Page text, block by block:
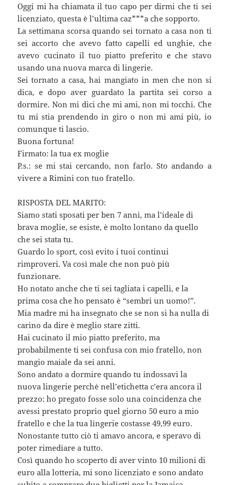
Oggi mi ha chiamata il tuo capo per dirmi che ti sei
licenziato, questa è l’ultima caz***a che sopporto.
La settimana scorsa quando sei tornato a casa non ti
sei accorto che avevo fatto capelli ed unghie, che
avevo cucinato il tuo piatto preferito e che stavo
usando una nuova marca di lingerie.
Sei tornato a casa, hai mangiato in men che non si
dica, e dopo aver guardato la partita sei corso a
dormire. Non mi dici che mi ami, non mi tocchi. Che
tu mi stia prendendo in giro o non mi ami più, io
comunque ti lascio.
Buona fortuna!
Firmato: la tua ex moglie
P.s.: se mi stai cercando, non farlo. Sto andando a
vivere a Rimini con tuo fratello.
RISPOSTA DEL MARITO:
Siamo stati sposati per ben 7 anni, ma l’ideale di
brava moglie, se esiste, è molto lontano da quello
che sei stata tu.
Guardo lo sport, così evito i tuoi continui
rimproveri. Va così male che non può più
funzionare.
Ho notato anche che ti sei tagliata i capelli, e la
prima cosa che ho pensato è “sembri un uomo!”.
Mia madre mi ha insegnato che se non si ha nulla di
carino da dire è meglio stare zitti.
Hai cucinato il mio piatto preferito, ma
probabilmente ti sei confusa con mio fratello, non
mangio maiale da sei anni.
Sono andato a dormire quando tu indossavi la
nuova lingerie perchè nell’etichetta c’era ancora il
prezzo: ho pregato fosse solo una coincidenza che
avessi prestato proprio quel giorno 50 euro a mio
fratello e che la tua lingerie costasse 49,99 euro.
Nonostante tutto ciò ti amavo ancora, e speravo di
poter rimediare a tutto.
Così quando ho scoperto di aver vinto 10 milioni di
euro alla lotteria, mi sono licenziato e sono andato